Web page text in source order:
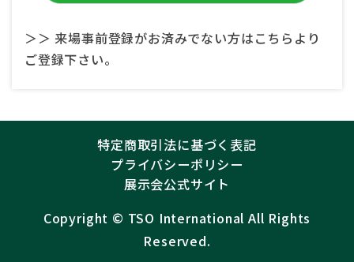
＞＞ 来場事前登録がお済みでない方はこちらより
ご登録下さい。
特定商取引法に基づく表記
プライバシーポリシー
展示会公式サイト
Copyright ©︎ TSO International All Rights
Reserved.